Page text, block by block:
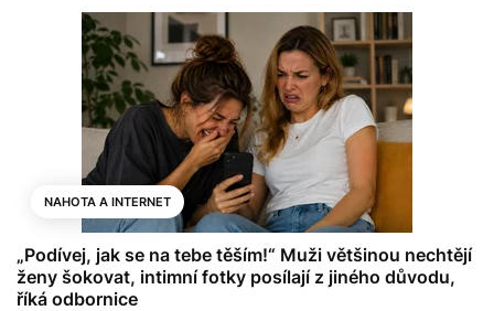
NAHOTA A INTERNET
„Podívej, jak se na tebe těším!“ Muži většinou nechtějí
ženy šokovat, intimní fotky posílají z jiného důvodu,
říká odbornice